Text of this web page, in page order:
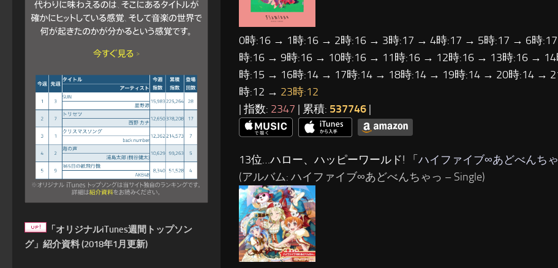
0時:16 → 1時:16 → 2時:16 → 3時:17 → 4時:17 → 5時:17 → 6時
時:16 → 9時:16 → 10時:16 → 11時:16 → 12時:16 → 13時:16 →
時:15 → 16時:14 → 17時:14 → 18時:14 → 19時:14 → 20時:14 →
時:12 → 23時:12
| 指数: 2347 | 累積: 537746 |
13位…ハロー、ハッピーワールド! 「 ハイファイブ∞あどべんち
(アルバム: ハイファイブ∞あどべんちゃっ – Single)
「オリジナルiTunes週間トップソン
グ」紹介資料 (2018年1月更新)